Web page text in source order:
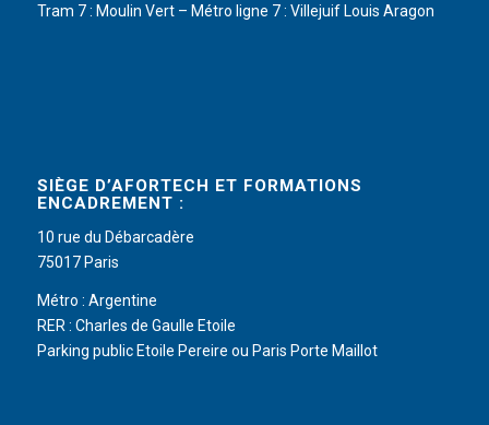
Tram 7 : Moulin Vert – Métro ligne 7 : Villejuif Louis Aragon
SIÈGE D’AFORTECH ET FORMATIONS
ENCADREMENT :
10 rue du Débarcadère
75017 Paris
Métro : Argentine
RER : Charles de Gaulle Etoile
Parking public Etoile Pereire ou Paris Porte Maillot